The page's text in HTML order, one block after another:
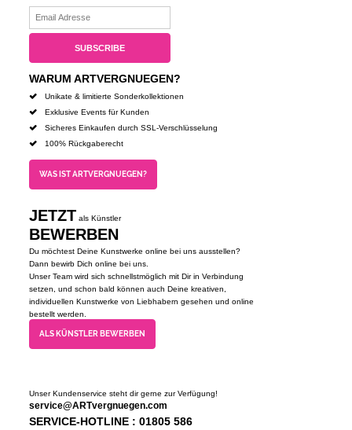
WARUM ARTVERGNUEGEN?
Unikate & limitierte Sonderkollektionen
Exklusive Events für Kunden
Sicheres Einkaufen durch SSL-Verschlüsselung
100% Rückgaberecht
WAS IST ARTVERGNUEGEN?
JETZT als Künstler
BEWERBEN
Du möchtest Deine Kunstwerke online bei uns ausstellen?
Dann bewirb Dich online bei uns.
Unser Team wird sich schnellstmöglich mit Dir in Verbindung
setzen, und schon bald können auch Deine kreativen,
individuellen Kunstwerke von Liebhabern gesehen und online
bestellt werden.
ALS KÜNSTLER BEWERBEN
Unser Kundenservice steht dir gerne zur Verfügung!
service@ARTvergnuegen.com
SERVICE-HOTLINE : 01805 586